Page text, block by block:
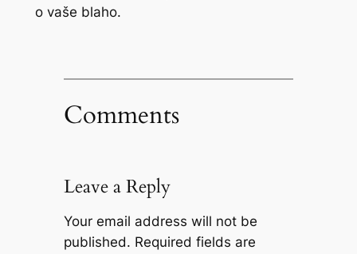
o vaše blaho.
Comments
Leave a Reply
Your email address will not be
published. Required fields are